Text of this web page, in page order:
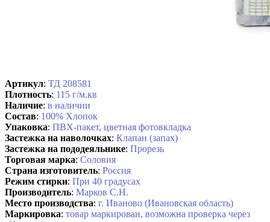
Артикул: ТД 208581
Плотность: 115 г/м.кв
Наличие: в наличии
Состав: 100% Хлопок
Упаковка: ПВХ-пакет, цветная фотовкладка
Застежка на наволочках: Клапан (запах)
Застежка на пододеяльнике: Прорезь
Торговая марка: Соловия
Страна изготовитель: Россия
Режим стирки: При 40 градусах
Производитель: Марков С.Н.
Место производства: г. Иваново (Ивановская область)
Маркировка: товар маркирован, возможна проверка через